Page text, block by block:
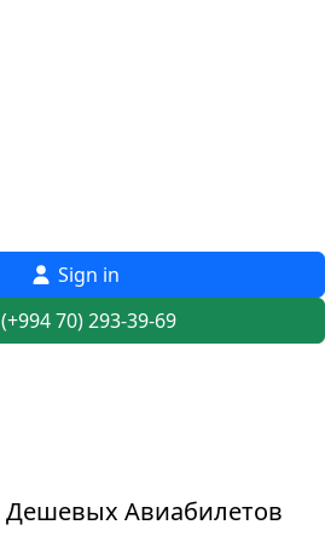
Sign in
(+994 70) 293-39-69